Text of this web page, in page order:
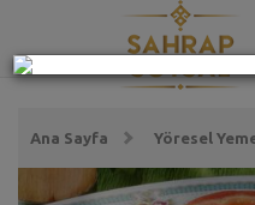
Ana Sayfa Yöresel